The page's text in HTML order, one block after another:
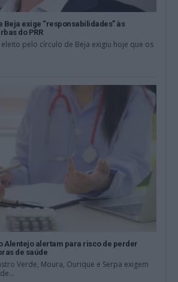
Beja exige “responsabilidades” às
do PRR
pelo círculo de Beja exigiu hoje que os
Alentejo alertam para risco de perder
de saúde
Verde, Moura, Ourique e Serpa exigem